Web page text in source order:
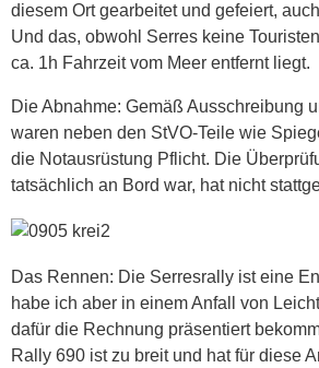
diesem Ort gearbeitet und gefeiert,
Und das, obwohl Serres keine
ca. 1h Fahrzeit vom Meer entfernt liegt.
Die Abnahme: Gemäß Ausschreibung
waren neben den StVO-Teile wie
die Notausrüstung Pflicht. Die
tatsächlich an Bord war, hat nicht
Das Rennen: Die Serresrally ist eine
habe ich aber in einem Anfall von
dafür die Rechnung präsentiert
Rally 690 ist zu breit und hat für diese